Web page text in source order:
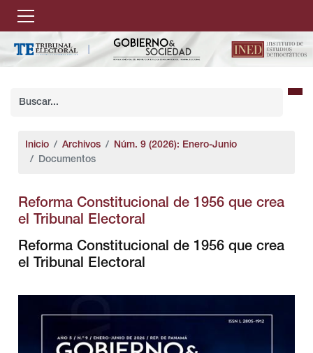
Inicio Archivos
Núm. 9 (2026): Enero-Junio
Documentos
Reforma Constitucional de 1956 que crea
el Tribunal Electoral
Reforma Constitucional de 1956 que crea
el Tribunal Electoral